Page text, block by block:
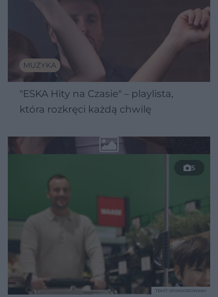
MUZYKA
"ESKA Hity na Czasie" – playlista,
która rozkręci każdą chwilę
5
TEKST SPONSOROWANY